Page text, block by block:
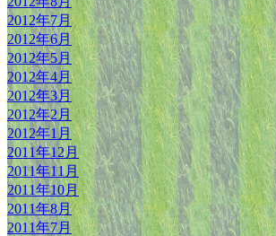
2012年7月
2012年6月
2012年5月
2012年4月
2012年3月
2012年2月
2012年1月
2011年12月
2011年11月
2011年10月
2011年8月
2011年7月